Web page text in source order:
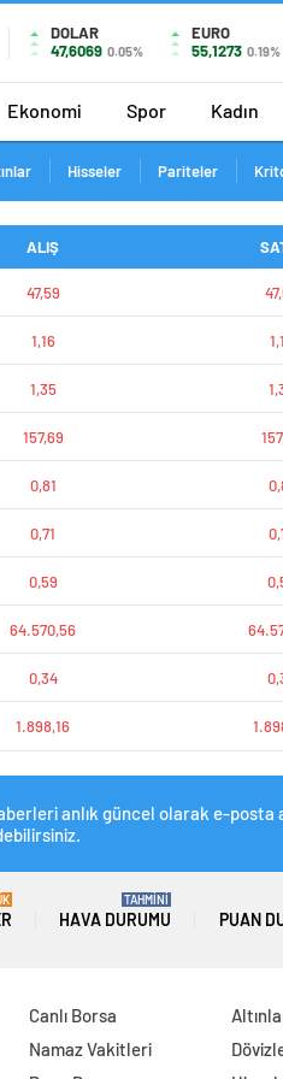
DOLAR
47,6069 0.05%
EURO
55,1273 0.19%
Ekonomi Spor Kadın
Hisseler Pariteler
ALIŞ
47,59
1,16
1,35
157,69
0,81
0,71
0,59
64.570,56
0,34
1.898,16
anlık güncel olarak e-posta
HAVA DURUMU
TAHMİNİ
PUAN
Canlı Borsa
Namaz Vakitleri